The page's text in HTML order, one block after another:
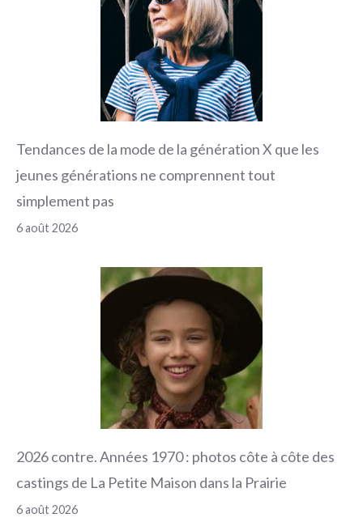
Tendances de la mode de la génération X que les
jeunes générations ne comprennent tout
simplement pas
6 août 2026
2026 contre. Années 1970 : photos côte à côte des
castings de La Petite Maison dans la Prairie
6 août 2026